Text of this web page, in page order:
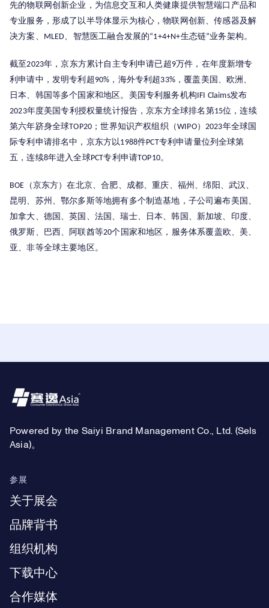
先的物联网创新企业，为信息交互和人类健康提供智慧端口产品和
专业服务，形成了以半导体显示为核心，物联网创新、传感器及解
决方案、 MLED、智慧医工融合发展的“1+4+N+生态链”业务架构。
截至2023年，京东方累计自主专利申请已超 9万件，在年度新增专
利申请中，发明专利超 90% ，海外专利超 33% ，覆盖美国、欧洲、
日本、韩国等多个国家和地区。美国专利服务机构IFI Claims发布
2023年度美国专利授权量统计报告，京东方全球排名第15位，连续
第六年跻身全球TOP20 ；世界知识产权组织（WIPO） 2023年全球国
际专利申请排名中，京东方以1988件PCT专利申请量位列全球第
五，连续8年进入全球PCT专利申请TOP10。
BOE （京东方）在北京、合肥、成都、重庆、福州、绵阳、武汉、
昆明、苏州、鄂尔多斯等地拥有多个制造基地，子公司遍布美国、
加拿大、德国、英国、法国、瑞士、日本、韩国、新加坡、印度、
俄罗斯、巴西、阿联酋等20个国家和地区，服务体系覆盖欧、美、
亚、非等全球主要地区。
Footer
Powered by the Saiyi Brand Management Co., Ltd. (Sels
Asia)。
参展
关于展会
品牌背书
组织机构
下载中心
合作媒体